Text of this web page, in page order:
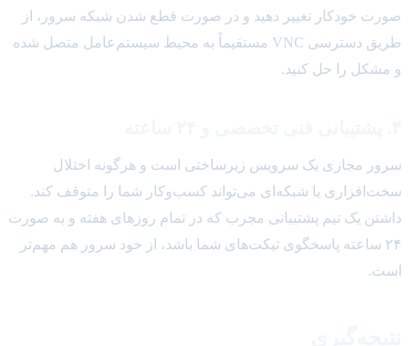
صورت خودکار تغییر دهید و در صورت قطع شدن شبکه سرور، از
طریق دسترسی VNC مستقیماً به محیط سیستم‌عامل متصل شده
و مشکل را حل کنید.
سرور مجازی یک سرویس زیرساختی است و هرگونه اختلال
سخت‌افزاری یا شبکه‌ای می‌تواند کسب‌وکار شما را متوقف کند.
داشتن یک تیم پشتیبانی مجرب که در تمام روزهای هفته و به صورت
۲۴ ساعته پاسخگوی تیکت‌های شما باشد، از خود سرور هم مهم‌تر
است.